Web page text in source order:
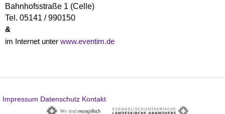
Bahnhofsstraße 1 (Celle)
Tel. 05141 / 990150
&
im Internet unter www.eventim.de
Impressum Datenschutz Kontakt